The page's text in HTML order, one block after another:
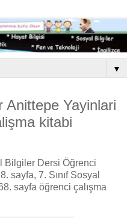
▼
Anittepe Yayinlari
kitabi
Bilgiler Dersi Öğrenci
sayfa, 7. Sınıf Sosyal
sayfa öğrenci çalışma